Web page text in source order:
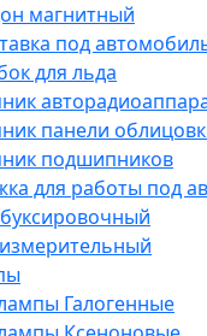
магнитный
под
для льда
панели
подшипников
для работы под
Галогенные